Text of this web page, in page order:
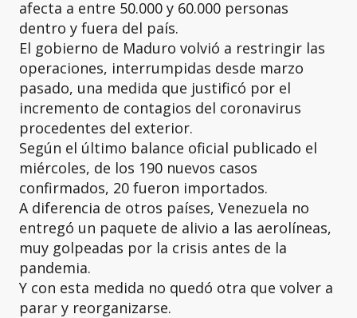
afecta a entre 50.000 y 60.000 personas
dentro y fuera del país.
El gobierno de Maduro volvió a restringir las
operaciones, interrumpidas desde marzo
pasado, una medida que justificó por el
incremento de contagios del coronavirus
procedentes del exterior.
Según el último balance oficial publicado el
miércoles, de los 190 nuevos casos
confirmados, 20 fueron importados.
A diferencia de otros países, Venezuela no
entregó un paquete de alivio a las aerolíneas,
muy golpeadas por la crisis antes de la
pandemia.
Y con esta medida no quedó otra que volver a
parar y reorganizarse.